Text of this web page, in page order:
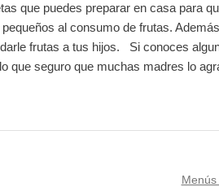
que puedes preparar en casa para
al consumo de frutas.
frutas a tus hijos. Si conoces
que seguro que muchas madres lo
Next